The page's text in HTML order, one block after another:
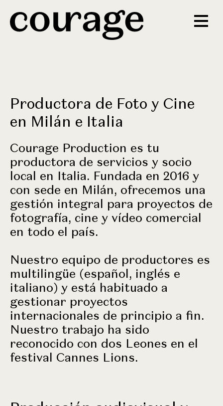
Productora de Foto y Cine
en Milán e Italia
Courage Production es tu
productora de servicios y socio
local en Italia. Fundada en 2016 y
con sede en Milán, ofrecemos una
gestión integral para proyectos de
fotografía, cine y vídeo comercial
en todo el país.
Nuestro equipo de productores es
multilingüe (español, inglés e
italiano) y está habituado a
gestionar proyectos
internacionales de principio a fin.
Nuestro trabajo ha sido
reconocido con dos Leones en el
festival Cannes Lions.